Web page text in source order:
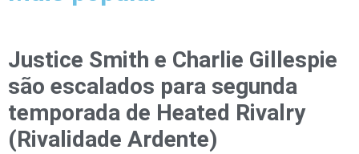
Justice Smith e Charlie Gillespie
são escalados para segunda
temporada de Heated Rivalry
(Rivalidade Ardente)